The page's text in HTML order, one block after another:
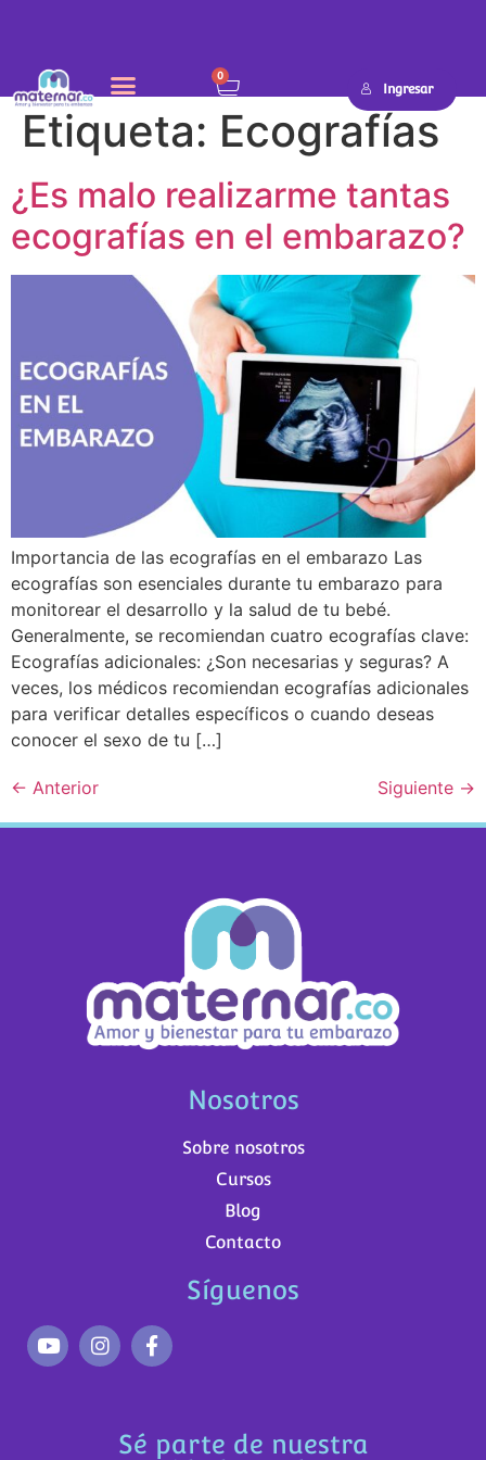
0
Ingresar
Etiqueta: Ecografías
¿Es malo realizarme tantas
ecografías en el embarazo?
Importancia de las ecografías en el embarazo Las
ecografías son esenciales durante tu embarazo para
monitorear el desarrollo y la salud de tu bebé.
Generalmente, se recomiendan cuatro ecografías clave:
Ecografías adicionales: ¿Son necesarias y seguras? A
veces, los médicos recomiendan ecografías adicionales
para verificar detalles específicos o cuando deseas
conocer el sexo de tu […]
← Anterior Siguiente →
Nosotros
Sobre nosotros
Cursos
Blog
Contacto
Síguenos
Sé parte de nuestra